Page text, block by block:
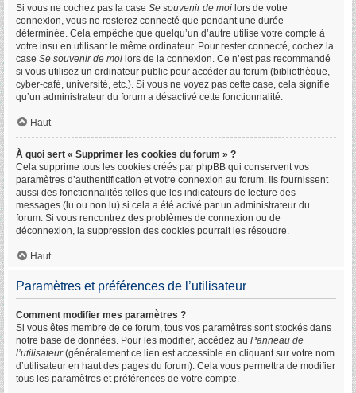
Si vous ne cochez pas la case Se souvenir de moi lors de votre
connexion, vous ne resterez connecté que pendant une durée
déterminée. Cela empêche que quelqu’un d’autre utilise votre compte à
votre insu en utilisant le même ordinateur. Pour rester connecté, cochez la
case Se souvenir de moi lors de la connexion. Ce n’est pas recommandé
si vous utilisez un ordinateur public pour accéder au forum (bibliothèque,
cyber-café, université, etc.). Si vous ne voyez pas cette case, cela signifie
qu’un administrateur du forum a désactivé cette fonctionnalité.
Haut
À quoi sert « Supprimer les cookies du forum » ?
Cela supprime tous les cookies créés par phpBB qui conservent vos
paramètres d’authentification et votre connexion au forum. Ils fournissent
aussi des fonctionnalités telles que les indicateurs de lecture des
messages (lu ou non lu) si cela a été activé par un administrateur du
forum. Si vous rencontrez des problèmes de connexion ou de
déconnexion, la suppression des cookies pourrait les résoudre.
Haut
Paramètres et préférences de l’utilisateur
Comment modifier mes paramètres ?
Si vous êtes membre de ce forum, tous vos paramètres sont stockés dans
notre base de données. Pour les modifier, accédez au Panneau de
l’utilisateur(généralement ce lien est accessible en cliquant sur votre nom
d’utilisateur en haut des pages du forum). Cela vous permettra de modifier
tous les paramètres et préférences de votre compte.